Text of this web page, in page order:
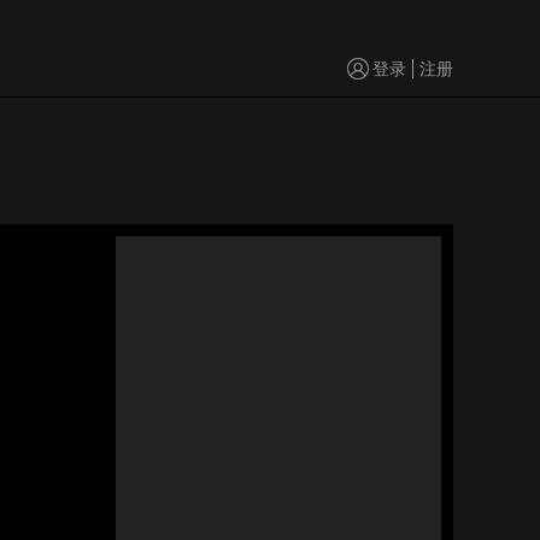
登录 注册